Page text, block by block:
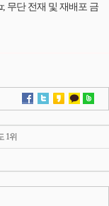
무단 전재 및 재배포 금
1위